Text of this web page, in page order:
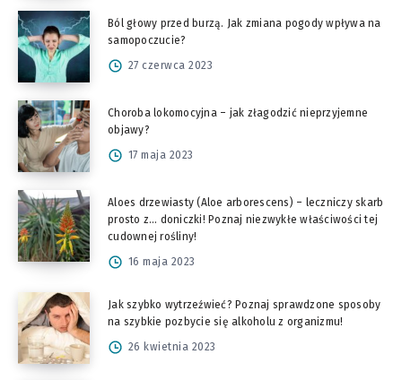
Ból głowy przed burzą. Jak zmiana pogody wpływa na
samopoczucie?
27 czerwca 2023
Choroba lokomocyjna – jak złagodzić nieprzyjemne
objawy?
17 maja 2023
Aloes drzewiasty (Aloe arborescens) – leczniczy skarb
prosto z… doniczki! Poznaj niezwykłe właściwości tej
cudownej rośliny!
16 maja 2023
Jak szybko wytrzeźwieć? Poznaj sprawdzone sposoby
na szybkie pozbycie się alkoholu z organizmu!
26 kwietnia 2023